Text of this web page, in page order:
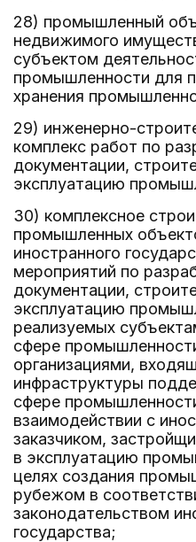
28) промышленный
недвижимого
субъектом
промышленности для
хранения
29) инженерно-
комплекс работ по
документации,
эксплуатацию
30) комплексное
промышленных
иностранного
мероприятий по
документации,
эксплуатацию
реализуемых
сфере
организациями,
инфраструктуры
сфере
взаимодействии с
заказчиком,
в эксплуатацию
целях создания
рубежом в
законодательством
государства;